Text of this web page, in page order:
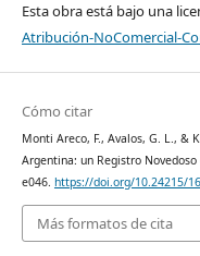
Esta obra está bajo una
Atribución-NoComercial-
Cómo citar
Monti Areco, F., Avalos, G. L., &
Argentina: un Registro
e046. https://doi.org/10.24215/
Más formatos de cita